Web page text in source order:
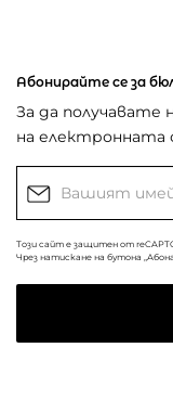
Абонирайте се за
За да
на електронната
Този сайт е защитен от
Чрез натискане на бутона